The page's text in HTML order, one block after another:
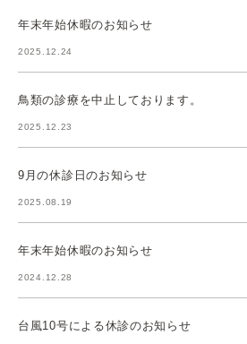
年末年始休暇のお知らせ
2025.12.24
鳥類の診療を中止しております。
2025.12.23
9月の休診日のお知らせ
2025.08.19
年末年始休暇のお知らせ
2024.12.28
台風10号による休診のお知らせ